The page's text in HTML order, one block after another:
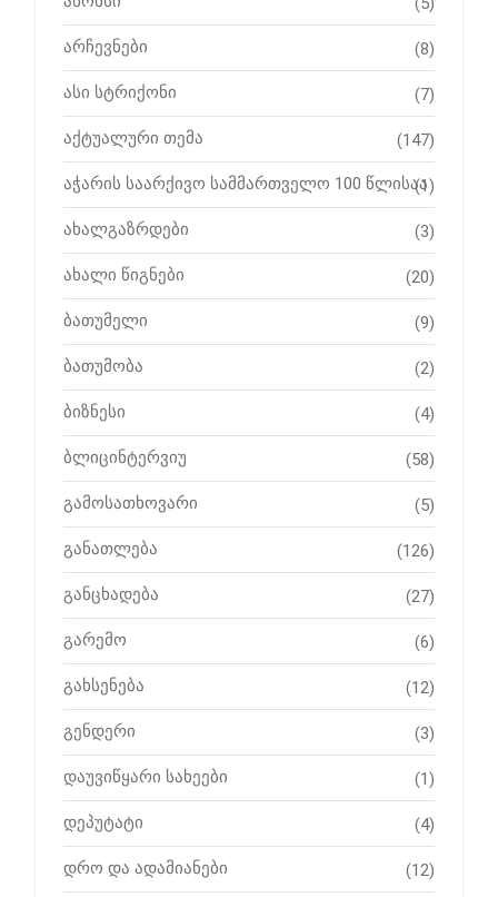
არჩევნები (8)
ასი სტრიქონი (7)
აქტუალური თემა (147)
აჭარის საარქივო სამმართველო 100 წლისაა
(1)
ახალგაზრდები (3)
ახალი წიგნები (20)
ბათუმელი (9)
ბათუმობა (2)
ბიზნესი (4)
ბლიცინტერვიუ (58)
გამოსათხოვარი (5)
განათლება (126)
განცხადება (27)
გარემო (6)
გახსენება (12)
გენდერი (3)
დაუვიწყარი სახეები (1)
დეპუტატი (4)
დრო და ადამიანები (12)